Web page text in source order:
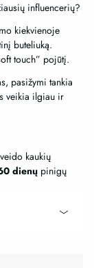
influencerių?
kiekvienoje
buteliuką.
touch” pojūtį.
pasižymi tankia
veikia ilgiau ir
kaukių
dienų pinigų